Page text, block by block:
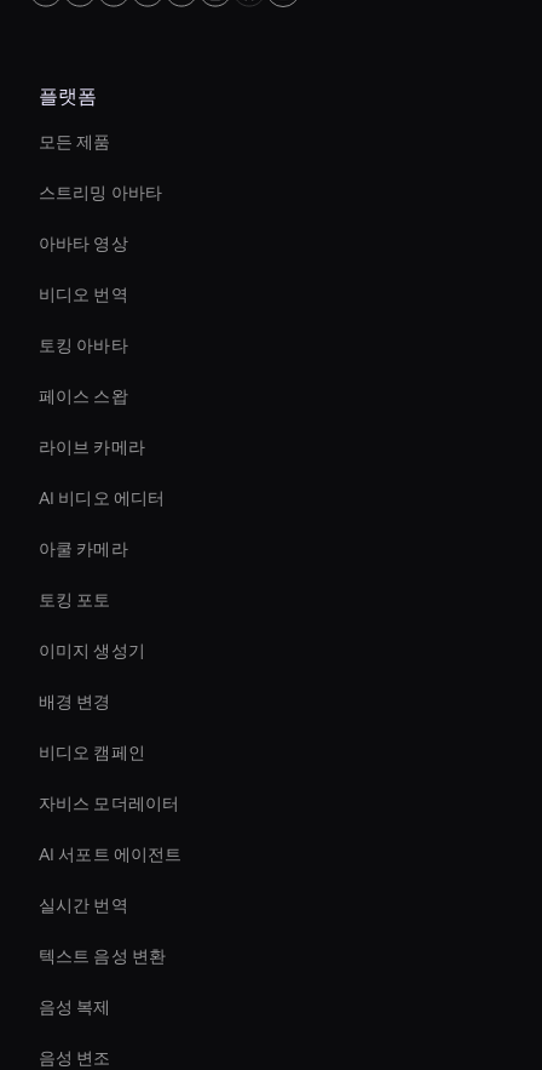
플랫폼
모든 제품
스트리밍 아바타
아바타 영상
비디오 번역
토킹 아바타
페이스 스왑
라이브 카메라
AI 비디오 에디터
아쿨 카메라
토킹 포토
이미지 생성기
배경 변경
비디오 캠페인
자비스 모더레이터
AI 서포트 에이전트
실시간 번역
텍스트 음성 변환
음성 복제
음성 변조